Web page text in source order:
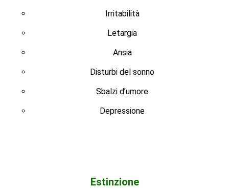
Irritabilità
Letargia
Ansia
Disturbi del sonno
Sbalzi d’umore
Depressione
Estinzione